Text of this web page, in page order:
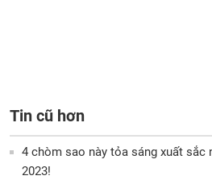
Tin cũ hơn
4 chòm sao này tỏa sáng xuất
2023!